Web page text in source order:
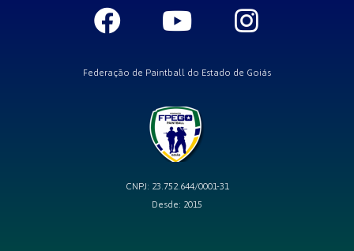
Federação de Paintball do Estado de Goiás
CNPJ: 23.752.644/0001-31
Desde: 2015